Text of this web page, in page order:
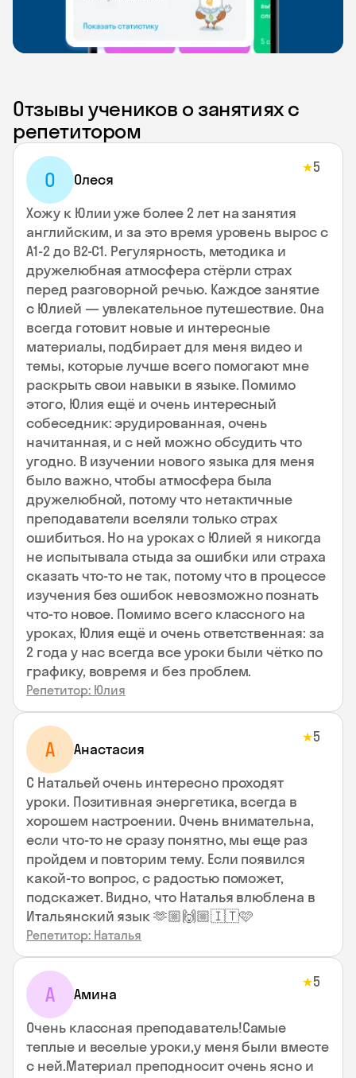
Отзывы учеников о занятиях с
репетитором
О Олеся
★5
Хожу к Юлии уже более 2 лет на занятия
английским, и за это время уровень вырос с
А1-2 до В2-С1. Регулярность, методика и
дружелюбная атмосфера стёрли страх
перед разговорной речью. Каждое занятие
с Юлией — увлекательное путешествие. Она
всегда готовит новые и интересные
материалы, подбирает для меня видео и
темы, которые лучше всего помогают мне
раскрыть свои навыки в языке. Помимо
этого, Юлия ещё и очень интересный
собеседник: эрудированная, очень
начитанная, и с ней можно обсудить что
угодно. В изучении нового языка для меня
было важно, чтобы атмосфера была
дружелюбной, потому что нетактичные
преподаватели вселяли только страх
ошибиться. Но на уроках с Юлией я никогда
не испытывала стыда за ошибки или страха
сказать что-то не так, потому что в процессе
изучения без ошибок невозможно познать
что-то новое. Помимо всего классного на
уроках, Юлия ещё и очень ответственная: за
2 года у нас всегда все уроки были чётко по
графику, вовремя и без проблем.
Репетитор: Юлия
А Анастасия
★5
С Натальей очень интересно проходят
уроки. Позитивная энергетика, всегда в
хорошем настроении. Очень внимательна,
если что-то не сразу понятно, мы еще раз
пройдем и повторим тему. Если появился
какой-то вопрос, с радостью поможет,
подскажет. Видно, что Наталья влюблена в
Итальянский язык 🫶🏼🙌🏼🇮🇹🩷
Репетитор: Наталья
А Амина
★5
Очень классная преподаватель!Самые
теплые и веселые уроки,у меня были вместе
с ней.Материал преподносит очень ясно и